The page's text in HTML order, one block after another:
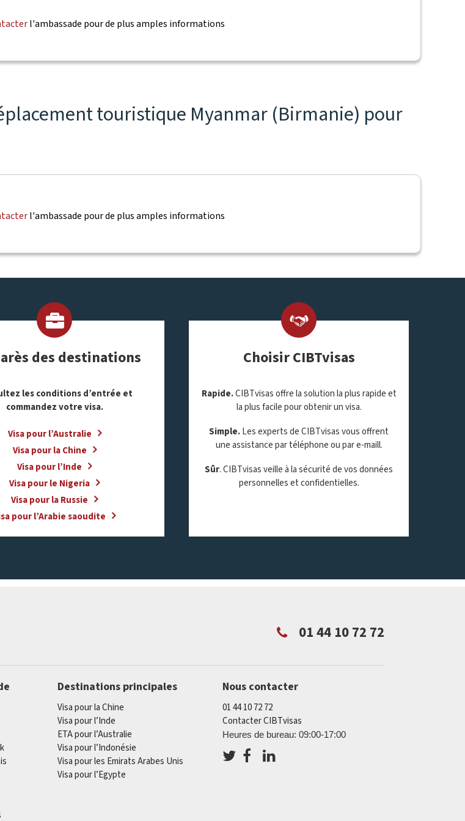
l'ambassade pour de plus amples informations
touristique Myanmar (Birmanie) pour
l'ambassade pour de plus amples informations
des destinations
les conditions d’entrée et
commandez votre visa.
Visa pour l’Australie
Visa pour la Chine
Visa pour l’Inde
Visa pour le Nigeria
Visa pour la Russie
pour l’Arabie saoudite
Choisir CIBTvisas
Rapide.CIBTvisas offre la solution la plus rapide et
la plus facile pour obtenir un visa.
Simple.Les experts de CIBTvisas vous offrent
une assistance par téléphone ou par e-maill.
Sûr. CIBTvisas veille à la sécurité de vos données
personnelles et confidentielles.
01 44 10 72 72
Destinations principales
Visa pour la Chine
Visa pour l’Inde
ETA pour l’Australie
Visa pour l’Indonésie
Visa pour les Emirats Arabes Unis
Visa pour l’Egypte
Nous contacter
01 44 10 72 72
Contacter CIBTvisas
Heures de bureau: 09:00-17:00